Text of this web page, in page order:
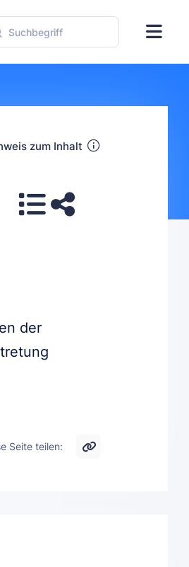
zum Inhalt
der
Seite teilen: